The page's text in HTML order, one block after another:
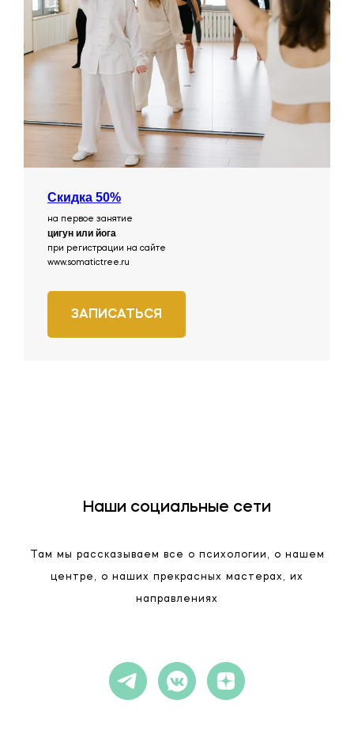
Скидка 50%
на первое занятие
цигун или йога
при регистрации на сайте
www.somatictree.ru
ЗАПИСАТЬСЯ
Наши социальные сети
Там мы рассказываем все о психологии, о нашем
центре, о наших прекрасных мастерах, их
направлениях